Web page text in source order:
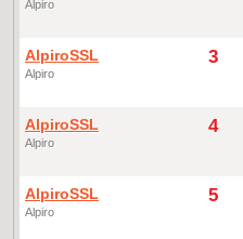
Alpiro
AlpiroSSL
Alpiro
3
AlpiroSSL
Alpiro
4
AlpiroSSL
Alpiro
5